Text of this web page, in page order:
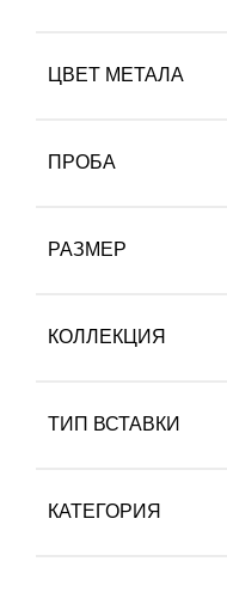
ЦВЕТ МЕТАЛА
ПРОБА
РАЗМЕР
КОЛЛЕКЦИЯ
ТИП ВСТАВКИ
КАТЕГОРИЯ